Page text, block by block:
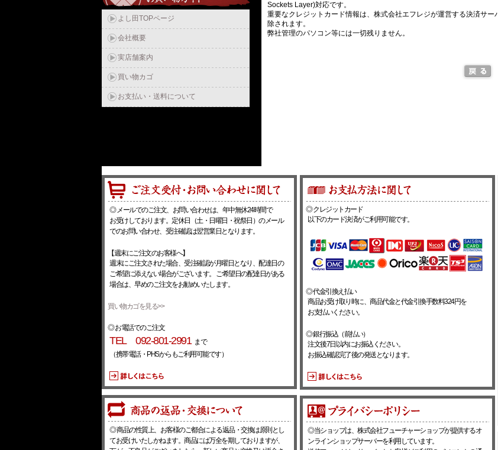
よし田TOPページ
会社概要
実店舗案内
買い物カゴ
お支払い・送料について
Sockets Layer)対応です。
重要なクレジットカード情報は、株式会社エフレジが運営する決済サ
除されます。
弊社管理のパソコン等には一切残りません。
◎ メールでのご注文、お問い合わせは、年中無休24時間で
お受けしております。定休日（土・日曜日・祝祭日）のメール
でのお問い合わせ、受注確認は翌営業日となります。
【週末にご注文のお客様へ】
週末にご注文された場合、受注確認が月曜日となり、配達日の
ご希望に添えない場合がございます。 ご希望日の配達日がある
場合は、早めのご注文をお勧めいたします。
買い物カゴを見る>>
◎ お電話でのご注文
TEL 092-801-2991 まで
（携帯電話・PHSからもご利用可能です）
◎ 商品の性質上、お客様のご都合による返品・交換は原則とし
てお受けいたしかねます。商品には万全を期しておりますが、
◎ クレジットカード
以下のカード決済がご利用可能です。
◎ 代金引換え払い
商品お受け取り時に、商品代金と代金引換手数料324円を
お支払いください。
◎ 銀行振込（前払い）
注文後7日以内にお振込ください。
お振込確認完了後の発送となります。
◎当ショップは、株式会社フューチャーショップが提供するオ
ンラインショップサーバーを利用しています。